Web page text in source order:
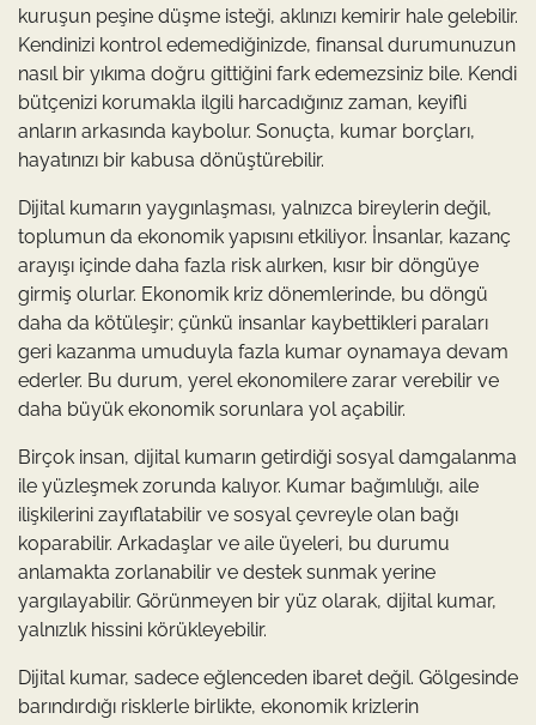
kuruşun peşine düşme isteği, aklınızı kemirir hale gelebilir.
Kendinizi kontrol edemediğinizde, finansal durumunuzun
nasıl bir yıkıma doğru gittiğini fark edemezsiniz bile. Kendi
bütçenizi korumakla ilgili harcadığınız zaman, keyifli
anların arkasında kaybolur. Sonuçta, kumar borçları,
hayatınızı bir kabusa dönüştürebilir.
Dijital kumarın yaygınlaşması, yalnızca bireylerin değil,
toplumun da ekonomik yapısını etkiliyor. İnsanlar, kazanç
arayışı içinde daha fazla risk alırken, kısır bir döngüye
girmiş olurlar. Ekonomik kriz dönemlerinde, bu döngü
daha da kötüleşir; çünkü insanlar kaybettikleri paraları
geri kazanma umuduyla fazla kumar oynamaya devam
ederler. Bu durum, yerel ekonomilere zarar verebilir ve
daha büyük ekonomik sorunlara yol açabilir.
Birçok insan, dijital kumarın getirdiği sosyal damgalanma
ile yüzleşmek zorunda kalıyor. Kumar bağımlılığı, aile
ilişkilerini zayıflatabilir ve sosyal çevreyle olan bağı
koparabilir. Arkadaşlar ve aile üyeleri, bu durumu
anlamakta zorlanabilir ve destek sunmak yerine
yargılayabilir. Görünmeyen bir yüz olarak, dijital kumar,
yalnızlık hissini körükleyebilir.
Dijital kumar, sadece eğlenceden ibaret değil. Gölgesinde
barındırdığı risklerle birlikte, ekonomik krizlerin